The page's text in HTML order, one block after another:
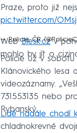
Praze, proto již
pic.twitter.com/
— Policie ČR
WebBlesk.czv
mohlo by jít o
Policie už v sobotu
Klánovického lesa
videozáznamy.
731553135 nebo
Rybanský.
Lidé nadále chodí
chladnokrevné